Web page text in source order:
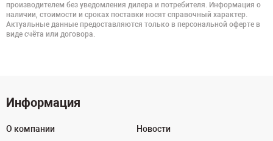
производителем без уведомления дилера и потребителя. Информация о
наличии, стоимости и сроках поставки носят справочный характер.
Актуальные данные предоставляются только в персональной оферте в
виде счёта или договора.
Информация
О компании
Новости